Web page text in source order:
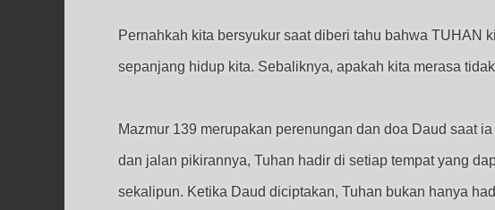
Pernahkah kita bersyukur saat diberi tahu bahwa TUHAN
sepanjang hidup kita. Sebaliknya, apakah kita merasa
Mazmur 139 merupakan perenungan dan doa Daud saat
dan jalan pikirannya, Tuhan hadir di setiap tempat yang
sekalipun. Ketika Daud diciptakan, Tuhan bukan hanya